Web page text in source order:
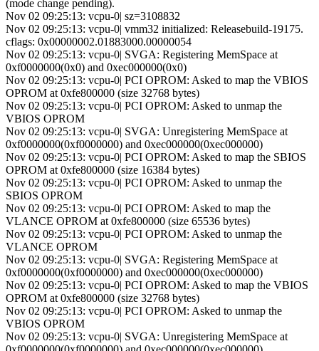
(mode change pending).
Nov 02 09:25:13: vcpu-0| sz=3108832
Nov 02 09:25:13: vcpu-0| vmm32 initialized: Releasebuild-19175.
cflags: 0x00000002.01883000.00000054
Nov 02 09:25:13: vcpu-0| SVGA: Registering MemSpace at
0xf0000000(0x0) and 0xec000000(0x0)
Nov 02 09:25:13: vcpu-0| PCI OPROM: Asked to map the VBIOS
OPROM at 0xfe800000 (size 32768 bytes)
Nov 02 09:25:13: vcpu-0| PCI OPROM: Asked to unmap the
VBIOS OPROM
Nov 02 09:25:13: vcpu-0| SVGA: Unregistering MemSpace at
0xf0000000(0xf0000000) and 0xec000000(0xec000000)
Nov 02 09:25:13: vcpu-0| PCI OPROM: Asked to map the SBIOS
OPROM at 0xfe800000 (size 16384 bytes)
Nov 02 09:25:13: vcpu-0| PCI OPROM: Asked to unmap the
SBIOS OPROM
Nov 02 09:25:13: vcpu-0| PCI OPROM: Asked to map the
VLANCE OPROM at 0xfe800000 (size 65536 bytes)
Nov 02 09:25:13: vcpu-0| PCI OPROM: Asked to unmap the
VLANCE OPROM
Nov 02 09:25:13: vcpu-0| SVGA: Registering MemSpace at
0xf0000000(0xf0000000) and 0xec000000(0xec000000)
Nov 02 09:25:13: vcpu-0| PCI OPROM: Asked to map the VBIOS
OPROM at 0xfe800000 (size 32768 bytes)
Nov 02 09:25:13: vcpu-0| PCI OPROM: Asked to unmap the
VBIOS OPROM
Nov 02 09:25:13: vcpu-0| SVGA: Unregistering MemSpace at